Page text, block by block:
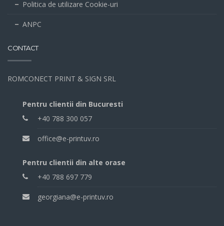
Politica de utilizare Cookie-uri
ANPC
CONTACT
ROMCONECT PRINT & SIGN SRL
Pentru clientii din Bucuresti
+40 788 300 057
office@e-printuv.ro
Pentru clientii din alte orase
+40 788 697 779
georgiana@e-printuv.ro